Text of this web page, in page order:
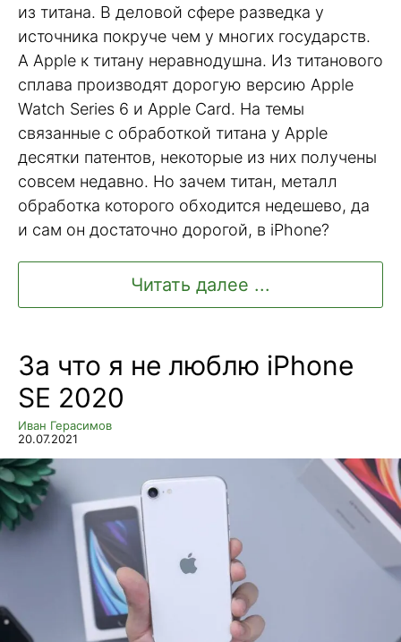
из титана. В деловой сфере разведка у
источника покруче чем у многих государств.
А Apple к титану неравнодушна. Из титанового
сплава производят дорогую версию Apple
Watch Series 6 и Apple Card. На темы
связанные с обработкой титана у Apple
десятки патентов, некоторые из них получены
совсем недавно. Но зачем титан, металл
обработка которого обходится недешево, да
и сам он достаточно дорогой, в iPhone?
Читать далее ...
За что я не люблю iPhone
SE 2020
Иван Герасимов
20.07.2021